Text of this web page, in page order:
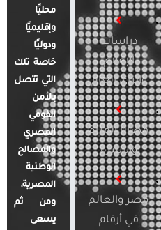
دراسات
الإعلام
والرأي العام
قضايا المرأة
والأسرة
مصر والعالم
في أرقام
محليًا
وإقليميًا
ودوليًا
خاصة تلك
التي تتصل
بالأمن
القومي
المصري
والمصالح
الوطنية
المصرية.
ومن ثم
يسعى